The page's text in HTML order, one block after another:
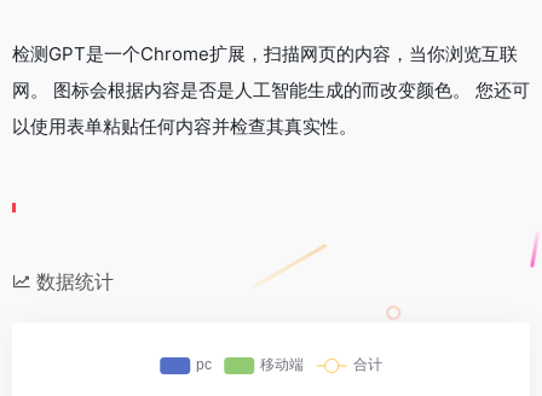
检测GPT是一个Chrome扩展，扫描网页的内容，当你浏览互联
网。 图标会根据内容是否是人工智能生成的而改变颜色。 您还可
以使用表单粘贴任何内容并检查其真实性。
数据统计